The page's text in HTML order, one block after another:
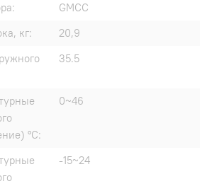
GMCC
кг:
20,9
35.5
°C:
0~46
-15~24